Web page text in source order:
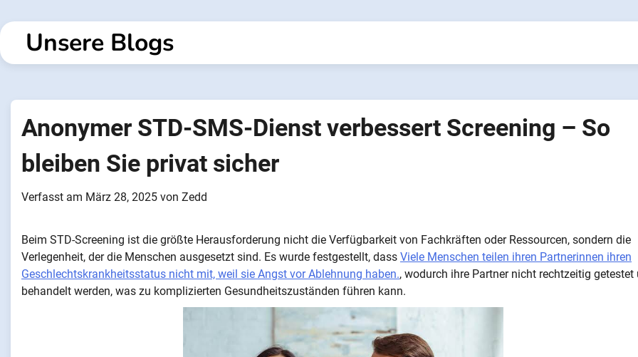
Inhalt
springenUnsere Blogs
Anonymer STD-SMS-Dienst verbessert Screening – So
bleiben Sie privat sicher
Verfasst am März 28, 2025 von Zedd
Beim STD-Screening ist die größte Herausforderung nicht die Verfügbarkeit von Fachkräften oder Ressourcen, sondern die
Verlegenheit, der die Menschen ausgesetzt sind. Es wurde festgestellt, dass Viele Menschen teilen ihren Partnerinnen ihren
Geschlechtskrankheitsstatus nicht mit, weil sie Angst vor Ablehnung haben., wodurch ihre Partner nicht rechtzeitig getestet
behandelt werden, was zu komplizierten Gesundheitszuständen führen kann.